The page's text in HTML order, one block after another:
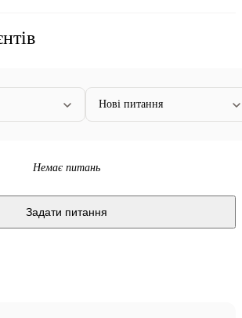
Нові питання
Немає питань
Задати питання